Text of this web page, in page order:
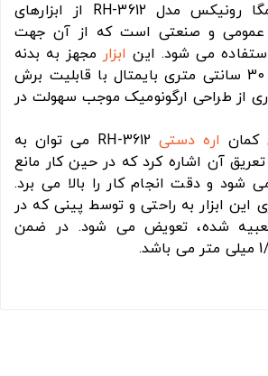
دستی امگا رونیکس مدل RH-3612 از ابزارهای
عمومی و صنعتی است که از آن جهت
می شود. این ابزار مجهز به بدنه
آلومینیومی و تیغه 30 سانتی متری بایمتال با قابلیت برش
از طراحی ارگونومیک موجب سهولت در
کمان اره دستی
RH-3612 می توان به
آن اشاره کرد که در حین کار مانع
شود و دقت انجام کار را بالا می برد.
متری این ابزار به راحتی و توسط پینی که در
شده، تعویض می شود. در ضمن